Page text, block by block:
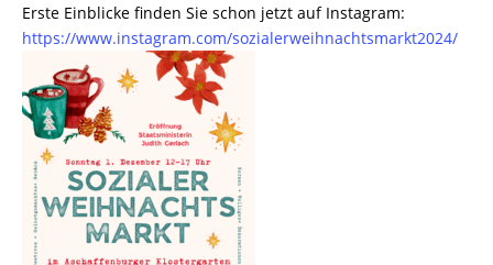
Erste Einblicke finden Sie schon jetzt auf Instagram:
https://www.instagram.com/sozialerweihnachtsmarkt2024/